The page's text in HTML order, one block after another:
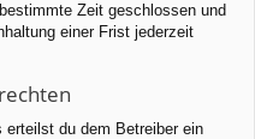
Zeit geschlossen und
einer Frist jederzeit
du dem Betreiber ein